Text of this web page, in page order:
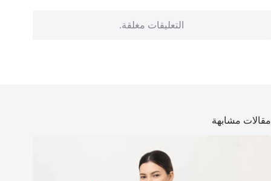
التعليقات مغلقة.
مقالات مشابهة